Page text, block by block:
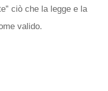
ciò che la legge e la
valido.